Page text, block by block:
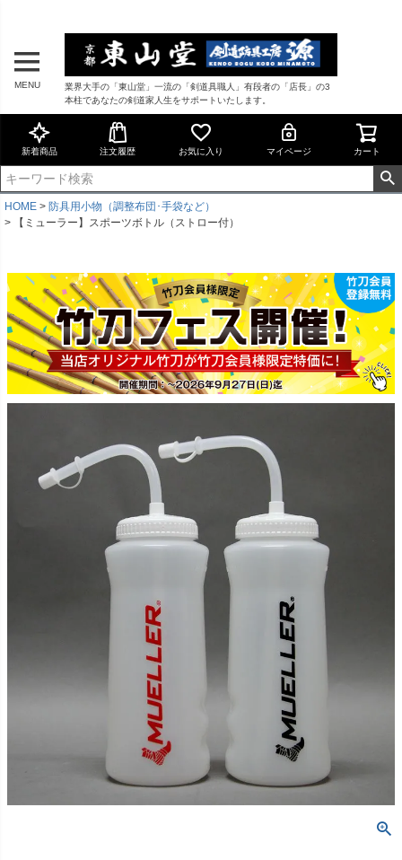
MENU
業界大手の「東山堂」一流の「剣道具職人」有段者の「店長」の3
本柱であなたの剣道家人生をサポートいたします。
新着商品 注文履歴 お気に入り マイページ カート
HOME
防具用小物（調整布団･手袋など）
【ミューラー】スポーツボトル（ストロー付）